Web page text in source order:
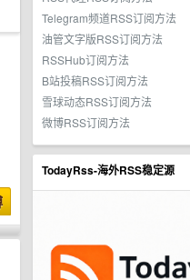
Telegram频道RSS订阅方法
油管文字版RSS订阅方法
RSSHub订阅方法
B站投稿RSS订阅方法
雪球动态RSS订阅方法
微博RSS订阅方法
TodayRss-海外RSS稳定源